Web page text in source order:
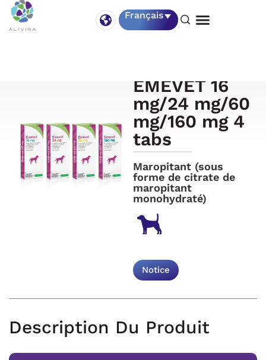
Français
EMEVET 16
mg/24 mg/60
mg/160 mg 4
tabs
Maropitant (sous
forme de citrate de
maropitant
monohydraté)
Notice
Description Du Produit